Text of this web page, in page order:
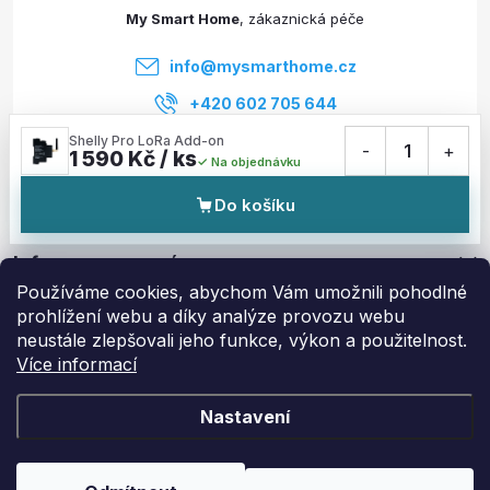
Používáme cookies, abychom Vám umožnili pohodlné
prohlížení webu a díky analýze provozu webu
neustále zlepšovali jeho funkce, výkon a použitelnost.
Více informací
Nastavení
Informace pro vás
Zajímavé odkazy
My Smart Home
info@mysmarthome.cz
+420 602 705 644
nastavení cookies
Shelly Pro LoRa Add-on
1 590 Kč / ks Na objednávku - 1 +
Do košíku